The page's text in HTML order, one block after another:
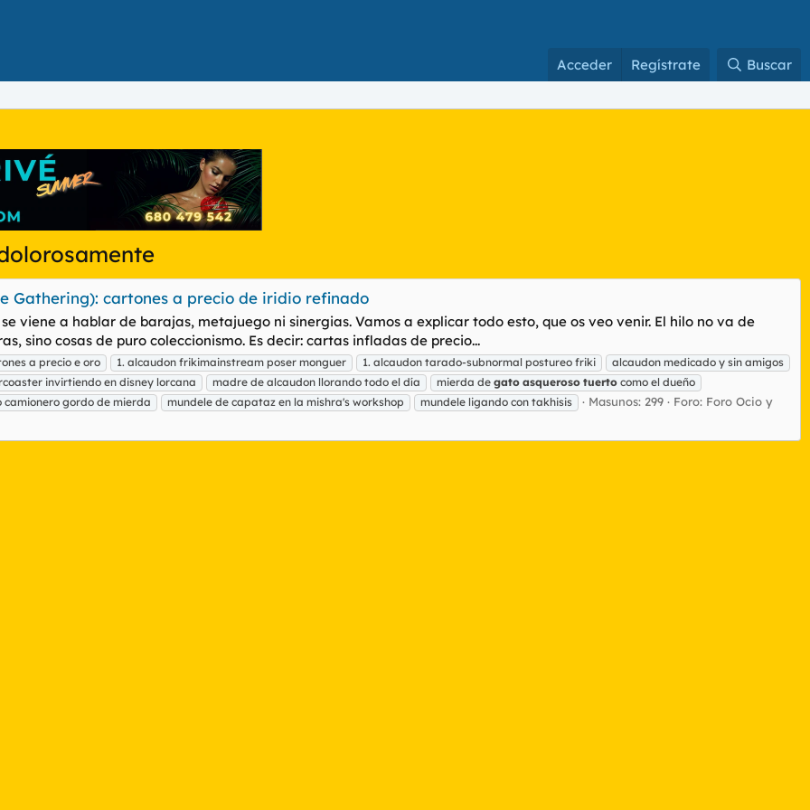
Acceder Regístrate Buscar
Gathering): cartones a precio de iridio refinado
viene a hablar de barajas, metajuego ni sinergias. Vamos a explicar todo esto, que os veo venir. El hilo no va de
sino cosas de puro coleccionismo. Es decir: cartas infladas de precio...
a precio e oro 1. alcaudon frikimainstream poser monguer 1. alcaudon tarado-subnormal postureo friki
alcaudon medicado y sin amigos
invirtiendo en disney lorcana madre de alcaudon llorando todo el día mierda de gato asqueroso tuerto como el dueño
camionero gordo de mierda mundele de capataz en la mishra's workshop mundele ligando con takhisis Masunos: 299 Foro: Foro Ocio y